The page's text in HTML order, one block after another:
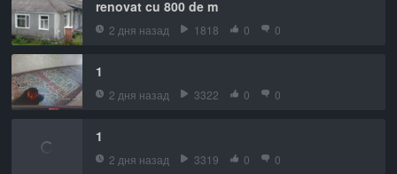
renovat cu 800 de m
2 дня назад 1818 0 0
1
2 дня назад 3322 0 0
1
2 дня назад 3319 0 0